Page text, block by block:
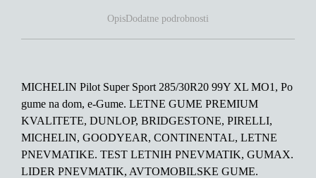
OpisDodatne podrobnosti
MICHELIN Pilot Super Sport 285/30R20 99Y XL MO1, Po
gume na dom, e-Gume. LETNE GUME PREMIUM
KVALITETE, DUNLOP, BRIDGESTONE, PIRELLI,
MICHELIN, GOODYEAR, CONTINENTAL, LETNE
PNEVMATIKE. TEST LETNIH PNEVMATIK, GUMAX.
LIDER PNEVMATIK, AVTOMOBILSKE GUME.